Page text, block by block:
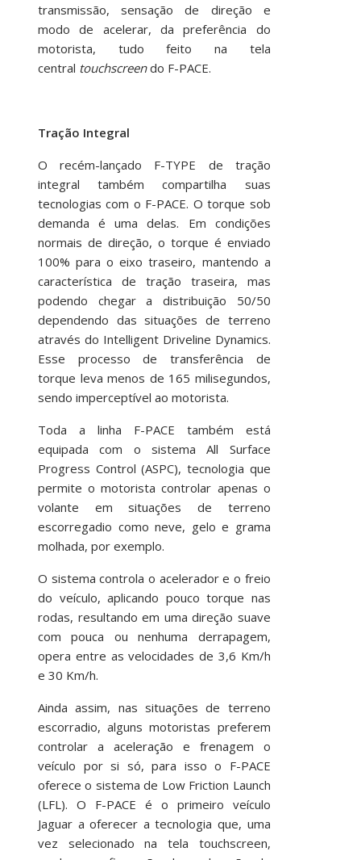
transmissão, sensação de direção e
modo de acelerar, da preferência do
motorista, tudo feito na tela
central touchscreendo F-PACE.
Tração Integral
O recém-lançado F-TYPE de tração
integral também compartilha suas
tecnologias com o F-PACE. O torque sob
demanda é uma delas. Em condições
normais de direção, o torque é enviado
100% para o eixo traseiro, mantendo a
característica de tração traseira, mas
podendo chegar a distribuição 50/50
dependendo das situações de terreno
através do Intelligent Driveline Dynamics.
Esse processo de transferência de
torque leva menos de 165 milisegundos,
sendo imperceptível ao motorista.
Toda a linha F-PACE também está
equipada com o sistema All Surface
Progress Control (ASPC), tecnologia que
permite o motorista controlar apenas o
volante em situações de terreno
escorregadio como neve, gelo e grama
molhada, por exemplo.
O sistema controla o acelerador e o freio
do veículo, aplicando pouco torque nas
rodas, resultando em uma direção suave
com pouca ou nenhuma derrapagem,
opera entre as velocidades de 3,6 Km/h
e 30 Km/h.
Ainda assim, nas situações de terreno
escorradio, alguns motoristas preferem
controlar a aceleração e frenagem o
veículo por si só, para isso o F-PACE
oferece o sistema de Low Friction Launch
(LFL). O F-PACE é o primeiro veículo
Jaguar a oferecer a tecnologia que, uma
vez selecionado na tela touchscreen,